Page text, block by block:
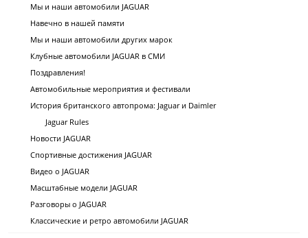
Мы и наши автомобили JAGUAR
Навечно в нашей памяти
Мы и наши автомобили других марок
Клубные автомобили JAGUAR в СМИ
Поздравления!
Автомобильные мероприятия и фестивали
История британского автопрома: Jaguar и Daimler
Jaguar Rules
Новости JAGUAR
Спортивные достижения JAGUAR
Видео о JAGUAR
Масштабные модели JAGUAR
Разговоры о JAGUAR
Классические и ретро автомобили JAGUAR